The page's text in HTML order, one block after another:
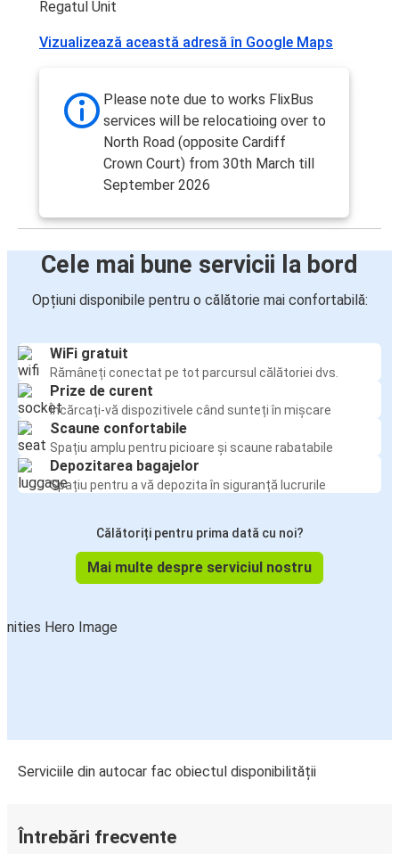
Regatul Unit
Vizualizează această adresă în Google Maps
Please note due to works FlixBus
services will be relocatioing over to
North Road (opposite Cardiff
Crown Court) from 30th March till
September 2026
Cele mai bune servicii la bord
Opțiuni disponibile pentru o călătorie mai confortabilă:
WiFi gratuit
Rămâneți conectat pe tot parcursul călătoriei dvs.
Prize de curent
Încărcați-vă dispozitivele când sunteți în mișcare
Scaune confortabile
Spațiu amplu pentru picioare și scaune rabatabile
Depozitarea bagajelor
Spațiu pentru a vă depozita în siguranță lucrurile
Călătoriți pentru prima dată cu noi?
Mai multe despre serviciul nostru
Serviciile din autocar fac obiectul disponibilității
Întrebări frecvente